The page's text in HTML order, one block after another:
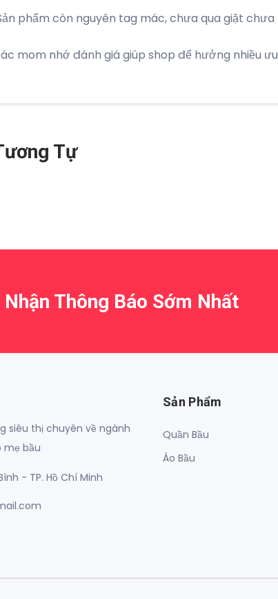
phẩm còn nguyên tag mác, chưa qua giặt
mom nhớ đánh giá giúp shop để hưởng nhiều
Tự
Thông Báo Sớm Nhất
siêu thị chuyên về ngành
mẹ bầu
- TP. Hồ Chí Minh
Sản Phẩm
Quần Bầu
Áo Bầu